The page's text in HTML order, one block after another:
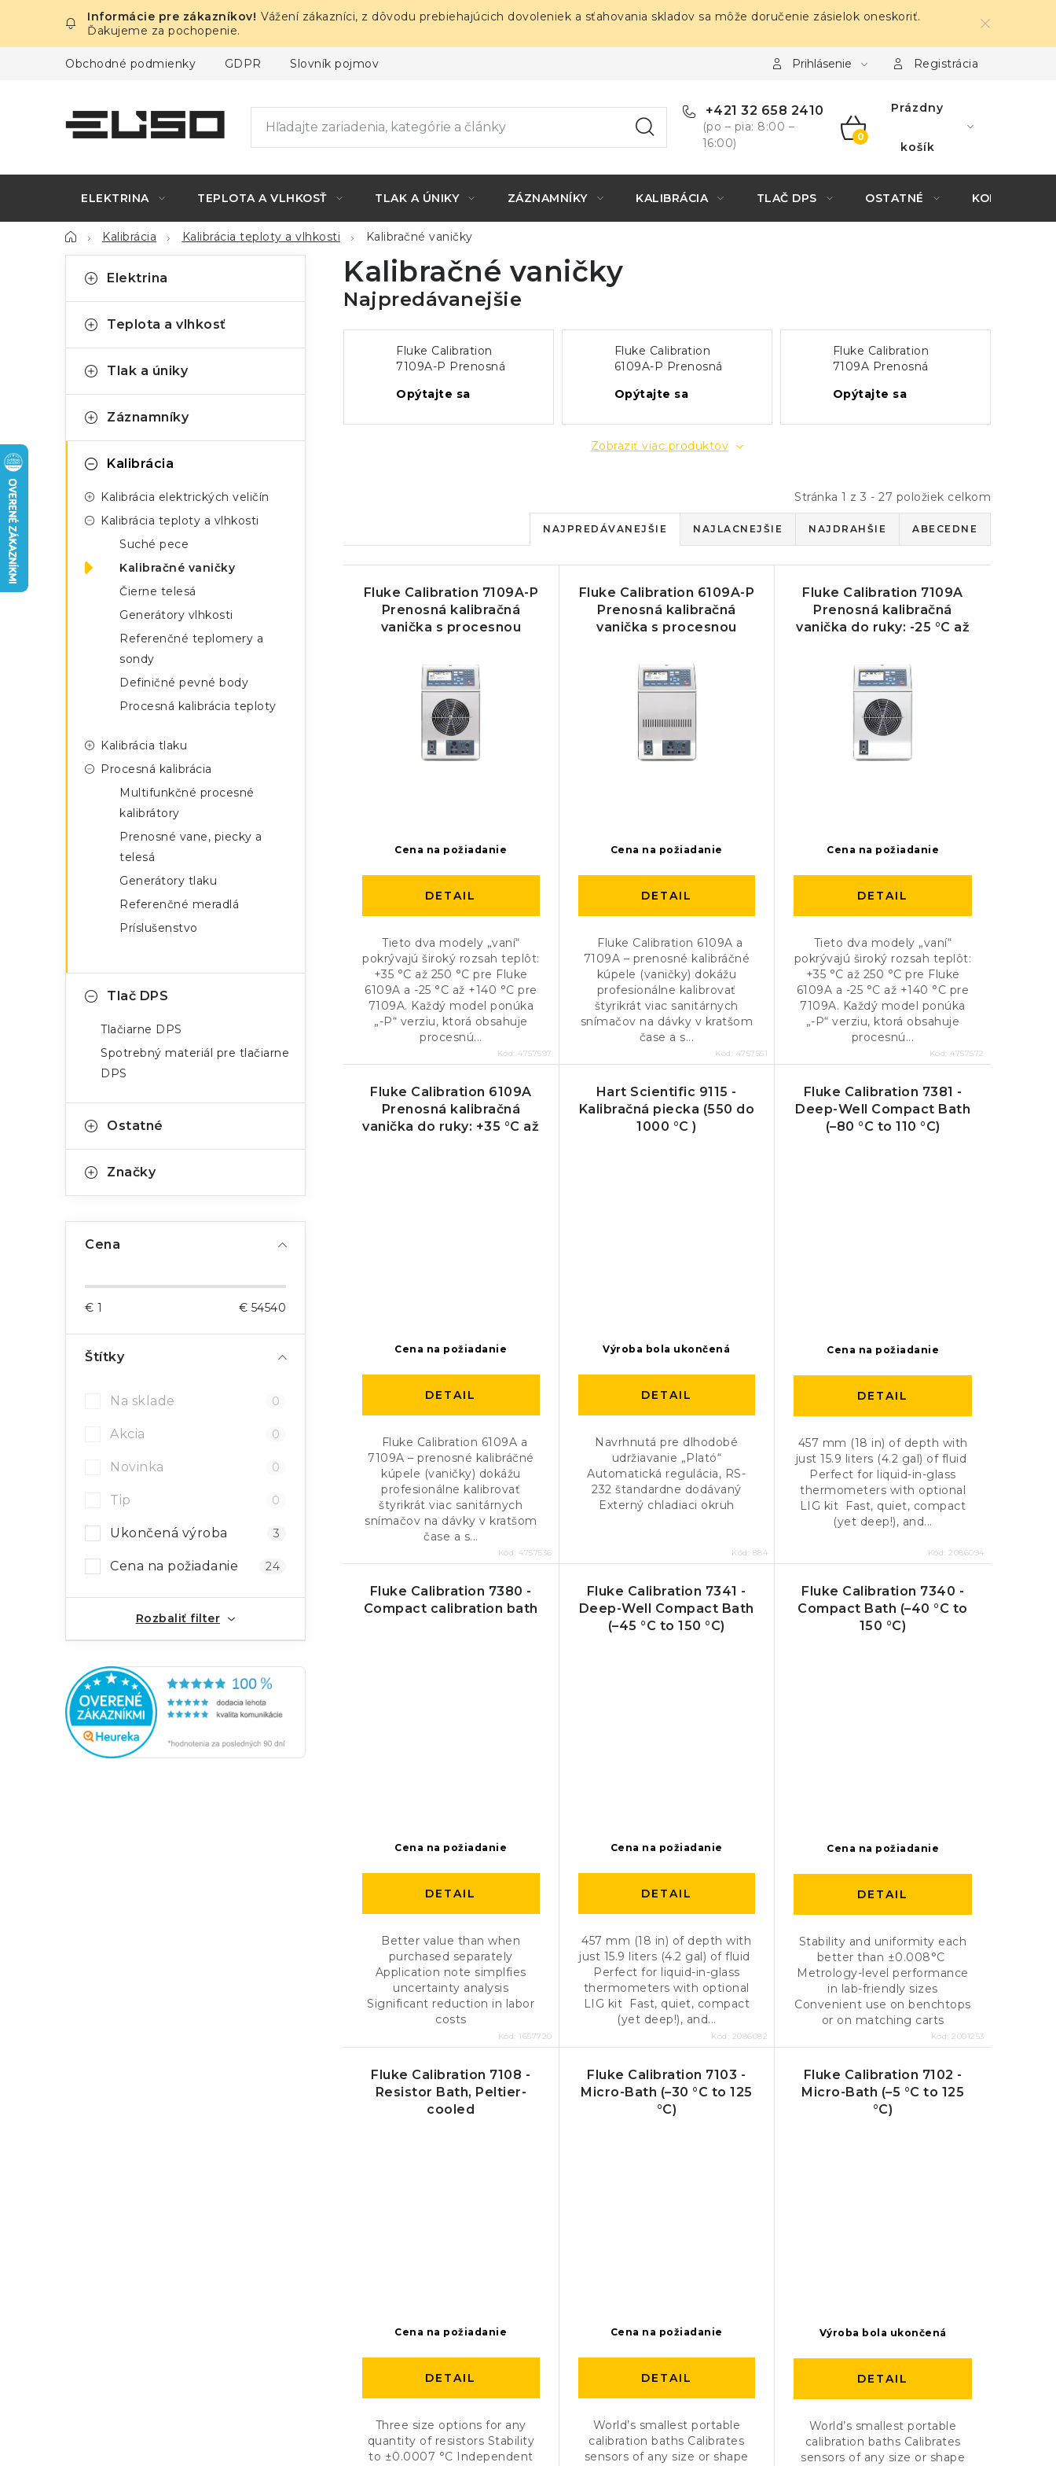
obsah
Vážení zákazníci, z dôvodu prebiehajúcich dovoleniek a sťahovania skladov sa môže doručenie zásielok oneskoriť.
Ďakujeme za pochopenie.
Obchodné podmienky GDPR Slovník pojmov Prihlásenie Registrácia
+421 32 658 2410
(po – pia: 8:00 –
16:00)
NÁKUPNÝ
Prázdny
košík
ELEKTRINA TEPLOTA A VLHKOSŤ TLAK A ÚNIKY ZÁZNAMNÍKY KALIBRÁCIA TLAČ DPS OSTATNÉ KONTAKTY
DomovKalibrácia Kalibrácia teploty a vlhkosti Kalibračné vaničky
o
n
ý
a
kategórie
e
ó
i
Elektrina
Teplota a vlhkosť
Tlak a úniky
Záznamníky
Kalibrácia
Kalibrácia elektrických veličín
Kalibrácia teploty a vlhkosti
Suché pece
Kalibračné vaničky
Čierne telesá
Generátory vlhkosti
Referenčné teplomery a
sondy
Definičné pevné body
Procesná kalibrácia teploty
Kalibrácia tlaku
Procesná kalibrácia
Multifunkčné procesné
kalibrátory
Prenosné vane, piecky a
telesá
Generátory tlaku
Referenčné meradlá
Príslušenstvo
Tlač DPS
Tlačiarne DPS
Spotrebný materiál pre tlačiarne
DPS
Ostatné
Značky
Cena
€ 1 € 54540
Štítky
Na sklade 0
Akcia 0
Novinka 0
Tip 0
Ukončená výroba 3
Cena na požiadanie 24
Rozbaliť filter
Kalibračné vaničky
Najpredávanejšie
Fluke Calibration
7109A-P Prenosná
procesnou
Opýtajte sa
Fluke Calibration
6109A-P Prenosná
procesnou
Opýtajte sa
Fluke Calibration
7109A Prenosná
ruky: -25 °C až +140
Opýtajte sa
Zobraziť viac produktov
Stránka 1 z 3 - 27 položiek celkom
R
a
d
k
t
NAJPREDÁVANEJŠIE NAJLACNEJŠIE NAJDRAHŠIE ABECEDNE
Fluke Calibration 7109A-P
Prenosná kalibračná
vanička s procesnou
Cena na požiadanie
DETAIL
Tieto dva modely „vaní“
pokrývajú široký rozsah teplôt:
+35 °C až 250 °C pre Fluke
6109A a -25 °C až +140 °C pre
7109A. Každý model ponúka
„-P“ verziu, ktorá obsahuje
procesnú...
Kód:4757597
Fluke Calibration 6109A-P
Prenosná kalibračná
vanička s procesnou
Cena na požiadanie
DETAIL
Fluke Calibration 6109A a
7109A – prenosné kalibráčné
kúpele (vaničky) dokážu
profesionálne kalibrovať
štyrikrát viac sanitárnych
snímačov na dávky v kratšom
čase a s...
Kód: 4757551
Fluke Calibration 7109A
Prenosná kalibračná
vanička do ruky: -25 °C až
Cena na požiadanie
DETAIL
Tieto dva modely „vaní“
pokrývajú široký rozsah teplôt:
+35 °C až 250 °C pre Fluke
6109A a -25 °C až +140 °C pre
7109A. Každý model ponúka
„-P“ verziu, ktorá obsahuje
procesnú...
Kód:4757572
Fluke Calibration 6109A
Prenosná kalibračná
vanička do ruky: +35 °C až
Cena na požiadanie
DETAIL
Fluke Calibration 6109A a
7109A – prenosné kalibráčné
kúpele (vaničky) dokážu
profesionálne kalibrovať
štyrikrát viac sanitárnych
snímačov na dávky v kratšom
čase a s...
Kód:4757536
Hart Scientific 9115 -
Kalibračná piecka (550 do
1000 °C )
Výroba bola ukončená
DETAIL
Navrhnutá pre dlhodobé
udržiavanie „Plató“
Automatická regulácia, RS-
232 štandardne dodávaný
Externý chladiaci okruh
Kód: 884
Fluke Calibration 7381 -
Deep-Well Compact Bath
(–80 °C to 110 °C)
Cena na požiadanie
DETAIL
457 mm (18 in) of depth with
just 15.9 liters (4.2 gal) of fluid
Perfect for liquid-in-glass
thermometers with optional
LIG kit Fast, quiet, compact
(yet deep!), and...
Kód:2086094
Fluke Calibration 7380 -
Compact calibration bath
Cena na požiadanie
DETAIL
Better value than when
purchased separately
Application note simplfies
uncertainty analysis
Significant reduction in labor
costs
Kód: 1657720
Fluke Calibration 7341 -
Deep-Well Compact Bath
(–45 °C to 150 °C)
Cena na požiadanie
DETAIL
457 mm (18 in) of depth with
just 15.9 liters (4.2 gal) of fluid
Perfect for liquid-in-glass
thermometers with optional
LIG kit Fast, quiet, compact
(yet deep!), and...
Kód: 2086082
Fluke Calibration 7340 -
Compact Bath (–40 °C to
150 °C)
Cena na požiadanie
DETAIL
Stability and uniformity each
better than ±0.008°C
Metrology-level performance
in lab-friendly sizes
Convenient use on benchtops
or on matching carts
Kód:2001253
Fluke Calibration 7108 -
Resistor Bath, Peltier-
cooled
Cena na požiadanie
DETAIL
Three size options for any
quantity of resistors Stability
to ±0.0007 °C Independent
Fluke Calibration 7103 -
Micro-Bath (–30 °C to 125
°C)
Cena na požiadanie
DETAIL
World’s smallest portable
calibration baths Calibrates
sensors of any size or shape
Fluke Calibration 7102 -
Micro-Bath (–5 °C to 125
°C)
Výroba bola ukončená
DETAIL
World’s smallest portable
calibration baths Calibrates
sensors of any size or shape